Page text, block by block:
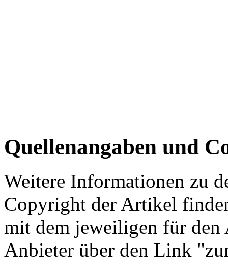
Quellenangaben und
Weitere Informationen zu
Copyright der Artikel
mit dem jeweiligen für
Anbieter über den Link